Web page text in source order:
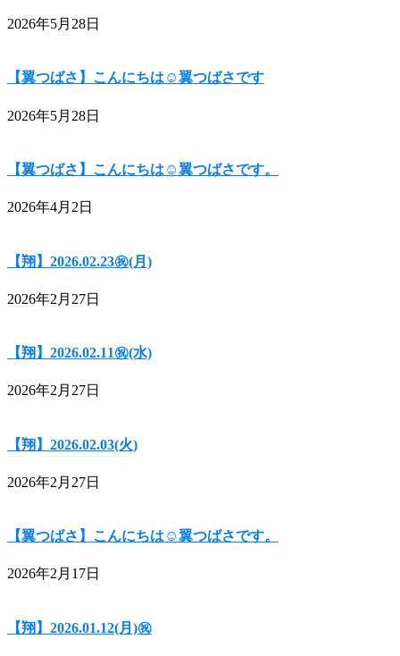
2026年5月28日
【翼つばさ】こんにちは☺翼つばさです
2026年5月28日
【翼つばさ】こんにちは☺翼つばさです。
2026年4月2日
【翔】2026.02.23㊗(月)
2026年2月27日
【翔】2026.02.11㊗(水)
2026年2月27日
【翔】2026.02.03(火)
2026年2月27日
【翼つばさ】こんにちは☺翼つばさです。
2026年2月17日
【翔】2026.01.12(月)㊗